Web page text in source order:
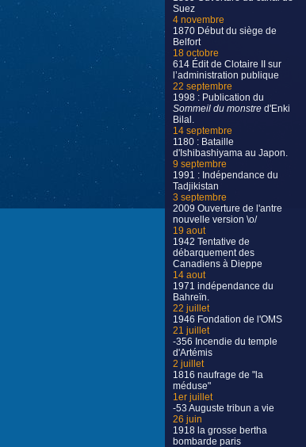
Suez
4 novembre
1870 Début du siège de
Belfort
18 octobre
614 Édit de Clotaire II sur
l’administration publique
22 septembre
1998 : Publication du
Sommeil du monstre d'Enki
Bilal.
14 septembre
1180 : Bataille
d'Ishibashiyama au Japon.
9 septembre
1991 : Indépendance du
Tadjikistan
3 septembre
2009 Ouverture de l'antre
nouvelle version \o/
19 aout
1942 Tentative de
débarquement des
Canadiens à Dieppe
14 aout
1971 indépendance du
Bahreïn.
22 juillet
1946 Fondation de l'OMS
21 juillet
-356 Incendie du temple
d'Artémis
2 juillet
1816 naufrage de "la
méduse"
1er juillet
-53 Auguste tribun a vie
26 juin
1918 la grosse bertha
bombarde paris